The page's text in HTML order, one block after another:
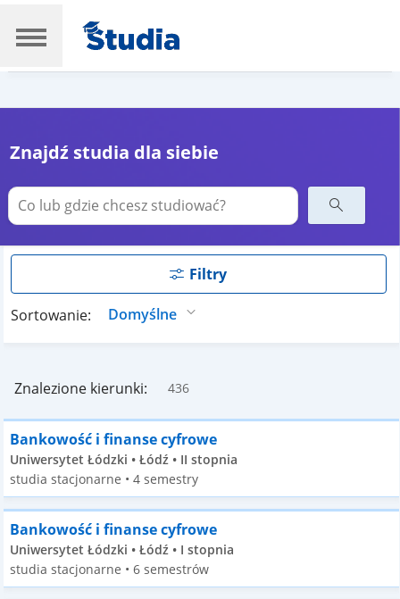
Znajdź studia dla siebie
Filtry
Sortowanie:
Znalezione kierunki: 436
Bankowość i finanse cyfrowe
Uniwersytet Łódzki • Łódź • II stopnia
studia stacjonarne • 4 semestry
Bankowość i finanse cyfrowe
Uniwersytet Łódzki • Łódź • I stopnia
studia stacjonarne • 6 semestrów